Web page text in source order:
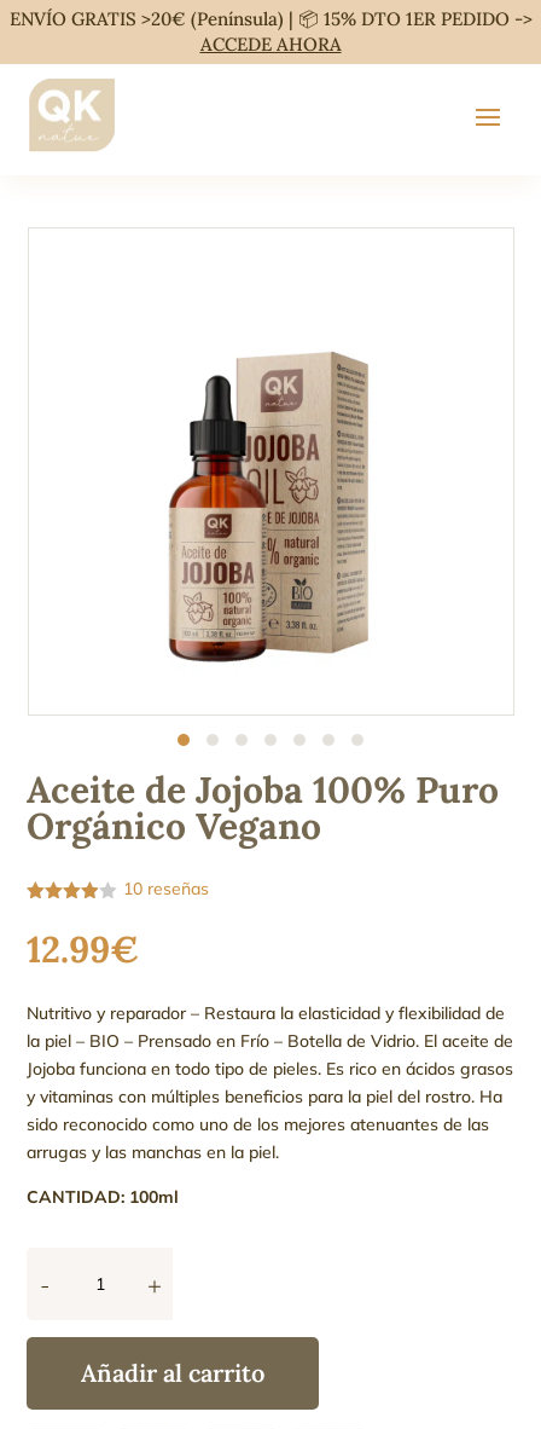
ENVÍO GRATIS >20€ (Península) | 📦 15% DTO 1ER PEDIDO ->
ACCEDE AHORA
Aceite de Jojoba 100% Puro
Orgánico Vegano
de 5 en
base a
clientes
10 reseñas
12.99€
Nutritivo y reparador – Restaura la elasticidad y flexibilidad de
la piel – BIO – Prensado en Frío – Botella de Vidrio. El aceite de
Jojoba funciona en todo tipo de pieles. Es rico en ácidos grasos
y vitaminas con múltiples beneficios para la piel del rostro. Ha
sido reconocido como uno de los mejores atenuantes de las
arrugas y las manchas en la piel.
CANTIDAD: 100ml
-
Puro
+
Añadir al carrito